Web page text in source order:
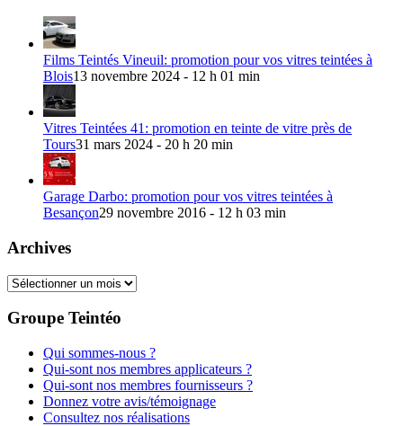
Films Teintés Vineuil: promotion pour vos vitres teintées à
Blois13 novembre 2024 - 12 h 01 min
Vitres Teintées 41: promotion en teinte de vitre près de
Tours31 mars 2024 - 20 h 20 min
Garage Darbo: promotion pour vos vitres teintées à
Besançon29 novembre 2016 - 12 h 03 min
Archives
Archives
Groupe Teintéo
Qui sommes-nous ?
Qui-sont nos membres applicateurs ?
Qui-sont nos membres fournisseurs ?
Donnez votre avis/témoignage
Consultez nos réalisations